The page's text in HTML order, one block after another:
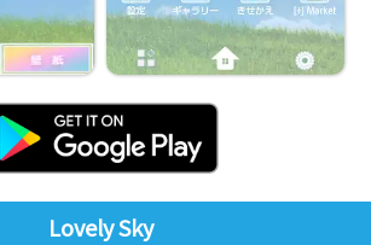
Lovely Sky